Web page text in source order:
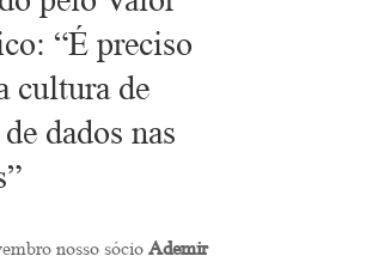
“É preciso
cultura de
dados nas
nosso sócioAdemir